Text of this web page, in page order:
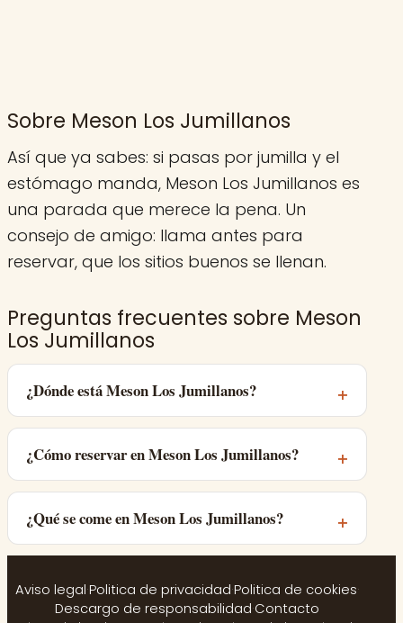
Sobre Meson Los Jumillanos
Así que ya sabes: si pasas por jumilla y el
estómago manda, Meson Los Jumillanos es
una parada que merece la pena. Un
consejo de amigo: llama antes para
reservar, que los sitios buenos se llenan.
Preguntas frecuentes sobre Meson
Los Jumillanos
¿Dónde está Meson Los Jumillanos?
¿Cómo reservar en Meson Los Jumillanos?
¿Qué se come en Meson Los Jumillanos?
Aviso legal·Politica de privacidad·Politica de cookies·
Descargo de responsabilidad·Contacto